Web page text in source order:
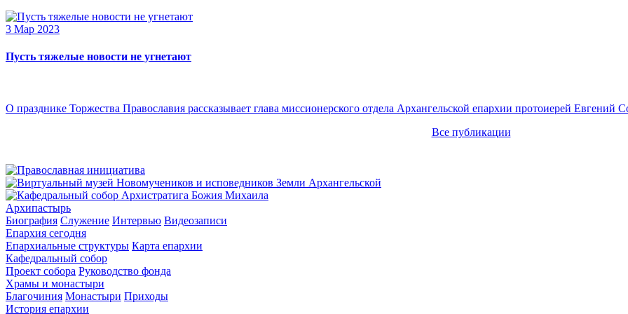
3 Мар 2023
Пусть тяжелые новости не угнетают
О празднике Торжества Православия рассказывает глава миссионерского отдела Архангельской епархии протоиерей Евгений
Все публикации
Архипастырь
Биография Служение Интервью Видеозаписи
Епархия сегодня
Епархиальные структуры Карта епархии
Кафедральный собор
Проект собора Руководство фонда
Храмы и монастыри
Благочиния Монастыри Приходы
История епархии